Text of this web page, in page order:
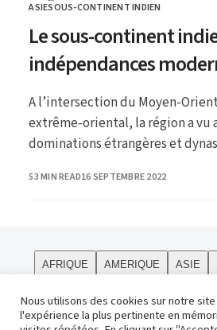
CATEGORY
ASIESOUS-CONTINENT INDIEN
Le sous-continent
indépendances
A l’intersection du Moyen-
extrême-oriental, la région a vu
dominations étrangères et
53 MIN READPUBLISHED
16 SEPTEMBRE 2022
AFRIQUE AMERIQUE ASIE
Contact
Nous utilisons des cookies sur notre
l'expérience la plus pertinente en